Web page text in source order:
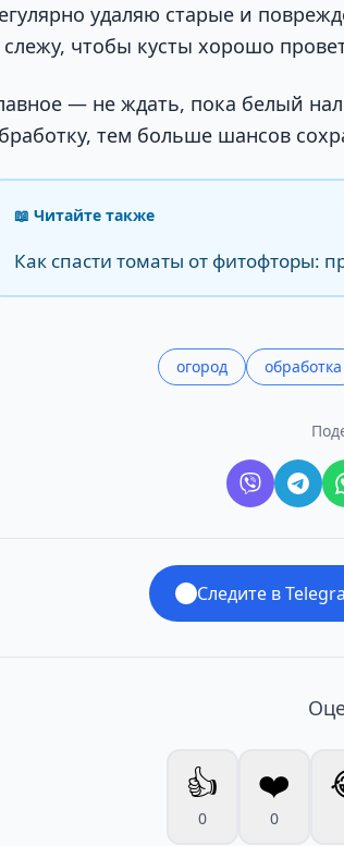
удаляю старые и
чтобы кусты хорошо
— не ждать, пока белый
тем больше шансов
📖 Читайте также
Как спасти томаты от фитофторы:
огород обработка
Следите в
👍
0
❤️
0